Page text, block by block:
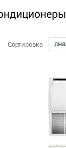
Сортировка